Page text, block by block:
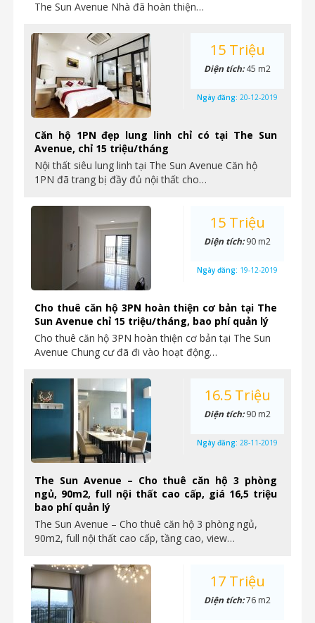
The Sun Avenue Nhà đã hoàn thiện…
Căn hộ 1PN đẹp lung linh chỉ có tại The Sun
Avenue, chỉ 15 triệu/tháng
Nội thất siêu lung linh tại The Sun Avenue Căn hộ
1PN đã trang bị đầy đủ nội thất cho…
15 Triệu
Diện tích:45 m2
Ngày đăng: 20-12-2019
Cho thuê căn hộ 3PN hoàn thiện cơ bản tại The
Sun Avenue chỉ 15 triệu/tháng, bao phí quản lý
Cho thuê căn hộ 3PN hoàn thiện cơ bản tại The Sun
Avenue Chung cư đã đi vào hoạt động…
15 Triệu
Diện tích:90 m2
Ngày đăng: 19-12-2019
The Sun Avenue – Cho thuê căn hộ 3 phòng
ngủ, 90m2, full nội thất cao cấp, giá 16,5 triệu
bao phí quản lý
The Sun Avenue – Cho thuê căn hộ 3 phòng ngủ,
90m2, full nội thất cao cấp, tầng cao, view…
16.5 Triệu
Diện tích:90 m2
Ngày đăng: 28-11-2019
17 Triệu
Diện tích:76 m2